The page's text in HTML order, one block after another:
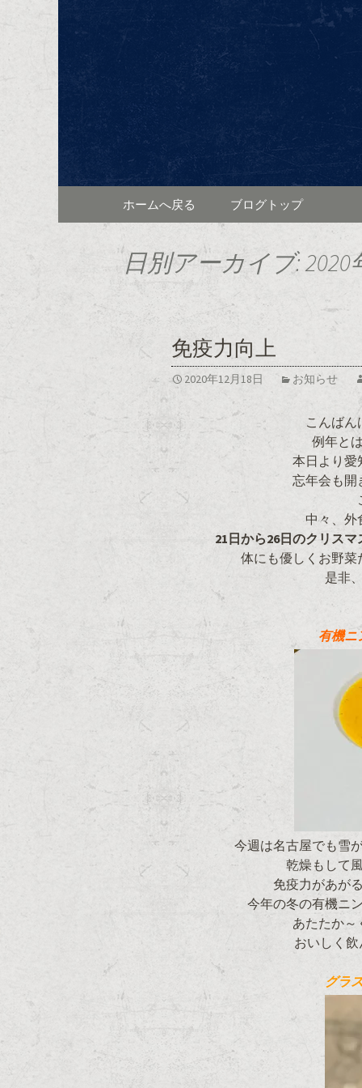
東区泉ワ
ログ
東区泉、高岳駅近くに佇
ンと共に、本格的なフラ
コンテンツへ移動
ホームへ戻る ブログトップ
日別アーカイブ: 2020
免疫力向上
2020年12月18日 お知らせ
こんば
例年と
本日より
忘年会も開
中々、外
21日から26日のクリス
体にも優しくお野
是非
有機ニ
今週は名古屋でも雪
乾燥もして
免疫力があが
今年の冬の有機ニ
あたたか～
おいしく
グラ